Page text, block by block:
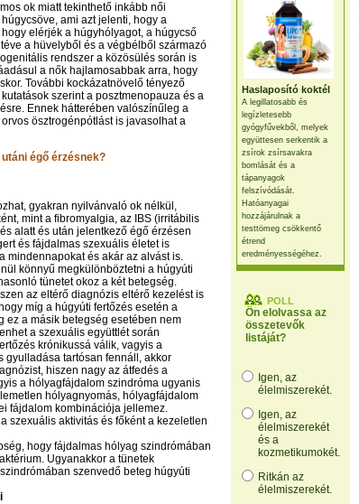
Haslaposító koktél
A legillatosabb és
legízletesebb
gyógyfűvekből, melyek
együttesen serkentik a
zsírok zsírsavakra
bomlását és a
tápanyagok
felszívódását.
Hatóanyagai
hozzájárulnak a
testtömeg csökkentő
étrend
eredményességéhez.
POLL
Ön elolvassa az
összetevők
listáját?
Igen, az
élelmiszerekét.
Igen, az
élelmiszerekét
és a
kozmetikumokét.
Ritkán az
élelmiszerekét.
ok miatt tekinthető inkább női
ami azt jelenti, hogy a
elérjék a húgyhólyagot, a húgycső
a hüvelyből és a végbélből származó
rendszer a közösülés során is
a nők hajlamosabbak arra, hogy
További kockázatnövelő tényező
szerint a posztmenopauza és a
Ennek hátterében valószínűleg a
ösztrogénpótlást is javasolhat a
égő érzésnek?
gyakran nyilvánvaló ok nélkül,
mint a fibromyalgia, az IBS (irritábilis
alatt és után jelentkező égő érzésen
és fájdalmas szexuális életet is
mindennapokat és akár az alvást is.
könnyű megkülönböztetni a húgyúti
tünetet okoz a két betegség.
az eltérő diagnózis eltérő kezelést is
míg a húgyúti fertőzés esetén a
ez a másik betegség esetében nem
a szexuális együttlét során
krónikussá válik, vagyis a
gyulladása tartósan fennáll, akkor
hiszen nagy az átfedés a
a hólyagfájdalom szindróma ugyanis
hólyagnyomás, hólyagfájdalom
fájdalom kombinációja jellemez.
szexuális aktivitás és főként a kezeletlen
hogy fájdalmas hólyag szindrómában
Ugyanakkor a tünetek
szenvedő beteg húgyúti